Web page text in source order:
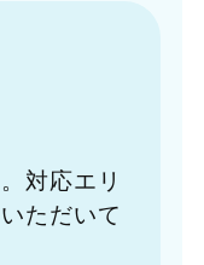
対応エリ
ただいて